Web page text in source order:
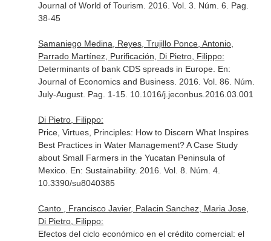
Journal of World of Tourism . 2016. Vol. 3. Núm. 6. Pag.
38-45
Samaniego Medina, Reyes, Trujillo Ponce, Antonio,
Parrado Martínez, Purificación, Di Pietro, Filippo:
Determinants of bank CDS spreads in Europe. En:
Journal of Economics and Business. 2016. Vol. 86. Núm.
July-August. Pag. 1-15. 10.1016/j.jeconbus.2016.03.001
Di Pietro, Filippo:
Price, Virtues, Principles: How to Discern What Inspires
Best Practices in Water Management? A Case Study
about Small Farmers in the Yucatan Peninsula of
Mexico. En: Sustainability. 2016. Vol. 8. Núm. 4.
10.3390/su8040385
Canto , Francisco Javier, Palacin Sanchez, Maria Jose,
Di Pietro, Filippo:
Efectos del ciclo económico en el crédito comercial: el